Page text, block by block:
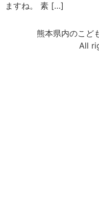
ますね。 素 […]
熊本県内のこど
All